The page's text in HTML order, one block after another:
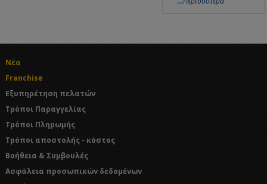
Νέα
Franchise
Εξυπηρέτηση πελατών
Τρόποι Παραγγελίας
Τρόποι Πληρωμής
Τρόποι αποστολής - κόστος
Βοήθεια & Συμβουλές
Ασφάλεια προσωπικών δεδομένων